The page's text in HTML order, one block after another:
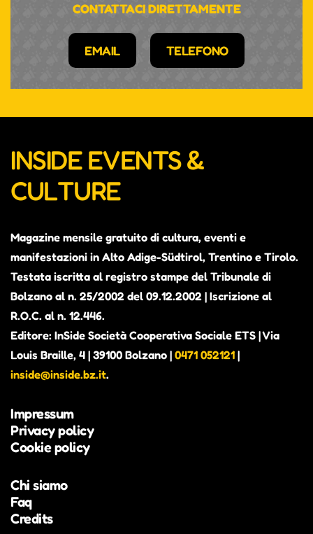
CONTATTACI DIRETTAMENTE
EMAIL TELEFONO
INSIDE EVENTS &
CULTURE
Magazine mensile gratuito di cultura, eventi e
manifestazioni in Alto Adige-Südtirol, Trentino e Tirolo.
Testata iscritta al registro stampe del Tribunale di
Bolzano al n. 25/2002 del 09.12.2002 | Iscrizione al
R.O.C. al n. 12.446.
Editore: InSide Società Cooperativa Sociale ETS | Via
Louis Braille, 4 | 39100 Bolzano | 0471 052121 |
inside@inside.bz.it.
Impressum
Privacy policy
Cookie policy
Chi siamo
Faq
Credits